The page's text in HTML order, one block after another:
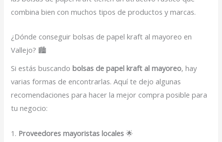
combina bien con muchos tipos de productos y marcas.
¿Dónde conseguir bolsas de papel kraft al mayoreo en
Vallejo? 🏙️
Si estás buscandobolsas de papel kraft al mayoreo, hay
varias formas de encontrarlas. Aquí te dejo algunas
recomendaciones para hacer la mejor compra posible para
tu negocio:
1. Proveedores mayoristas locales 🌟